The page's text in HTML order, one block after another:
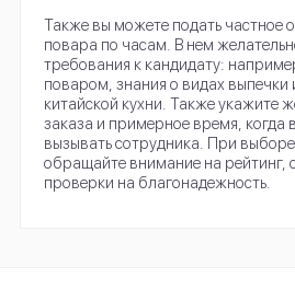
Также вы можете подать частное
повара по часам. В нем
требования к кандидату:
поваром, знания о видах выпечки
китайской кухни. Также укажите
заказа и примерное время, когда
вызывать сотрудника. При
обращайте внимание на рейтинг,
проверки на благонадежность.